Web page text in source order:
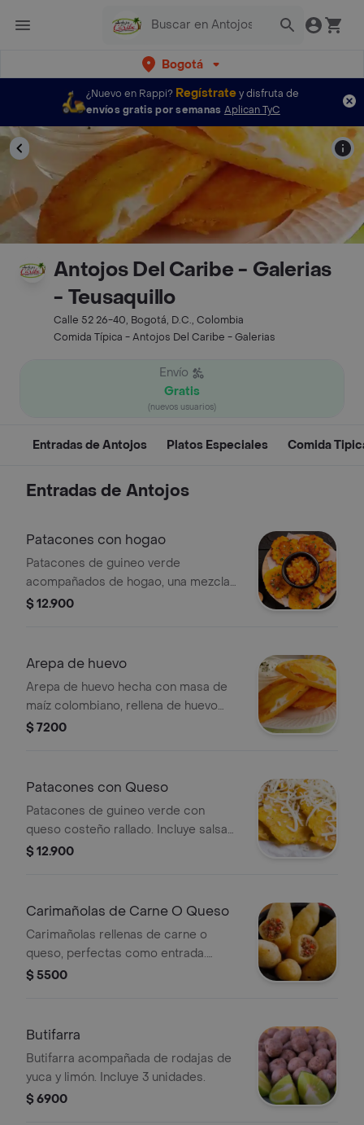
Bogotá
¿Nuevo en Rappi? Regístratey disfruta de
envíos gratis por semanas Aplican TyC
Antojos Del Caribe - Galerias
- Teusaquillo
Calle 52 26-40, Bogotá, D.C., Colombia
Comida Típica - Antojos Del Caribe - Galerias
Envío
Gratis
(nuevos usuarios)
Entradas de Antojos Platos Especiales Comida
Entradas de Antojos
Patacones con hogao
Patacones de guineo verde
acompañados de hogao, una mezcla
de tomate y cebolla.
$ 12.900
Arepa de huevo
Arepa de huevo hecha con masa de
maíz colombiano, rellena de huevo
frito.
$ 7200
Patacones con Queso
Patacones de guineo verde con
queso costeño rallado. Incluye salsa
aparte.
$ 12.900
Carimañolas de Carne O Queso
Carimañolas rellenas de carne o
queso, perfectas como entrada.
Crujientes por fuera y suaves por
$ 5500
Butifarra
Butifarra acompañada de rodajas de
yuca y limón. Incluye 3 unidades.
$ 6900